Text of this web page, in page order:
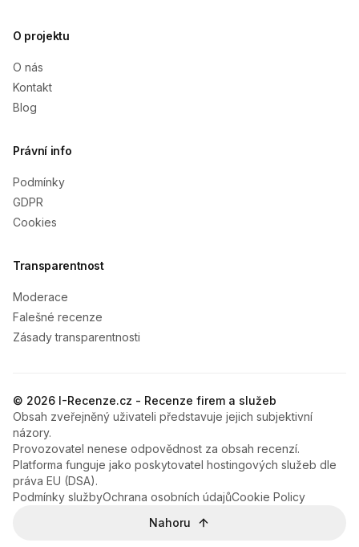
O projektu
O nás
Kontakt
Blog
Právní info
Podmínky
GDPR
Cookies
Transparentnost
Moderace
Falešné recenze
Zásady transparentnosti
© 2026 I-Recenze.cz - Recenze firem a služeb
Obsah zveřejněný uživateli představuje jejich subjektivní
názory.
Provozovatel nenese odpovědnost za obsah recenzí.
Platforma funguje jako poskytovatel hostingových služeb dle
práva EU (DSA).
Podmínky službyOchrana osobních údajůCookie Policy
Nahoru